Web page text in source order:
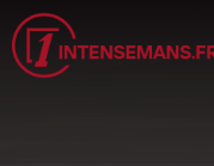
Aller
au
contenu